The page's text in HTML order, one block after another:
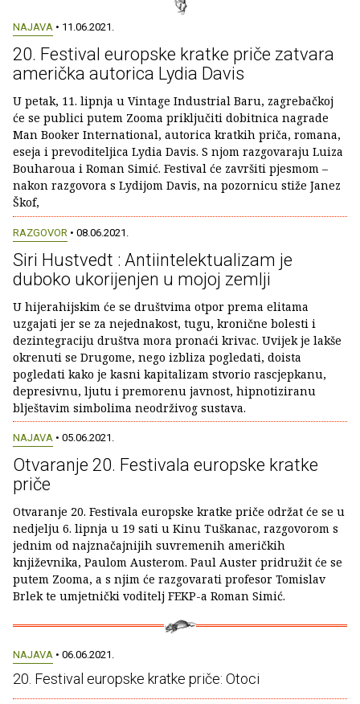
NAJAVA • 11.06.2021.
20. Festival europske kratke priče zatvara
američka autorica Lydia Davis
U petak, 11. lipnja u Vintage Industrial Baru, zagrebačkoj
će se publici putem Zooma priključiti dobitnica nagrade
Man Booker International, autorica kratkih priča, romana,
eseja i prevoditeljica Lydia Davis. S njom razgovaraju Luiza
Bouharoua i Roman Simić. Festival će završiti pjesmom –
nakon razgovora s Lydijom Davis, na pozornicu stiže Janez
Škof,
RAZGOVOR • 08.06.2021.
Siri Hustvedt : Antiintelektualizam je
duboko ukorijenjen u mojoj zemlji
U hijerahijskim će se društvima otpor prema elitama
uzgajati jer se za nejednakost, tugu, kronične bolesti i
dezintegraciju društva mora pronaći krivac. Uvijek je lakše
okrenuti se Drugome, nego izbliza pogledati, doista
pogledati kako je kasni kapitalizam stvorio rascjepkanu,
depresivnu, ljutu i premorenu javnost, hipnotiziranu
blještavim simbolima neodrživog sustava.
NAJAVA • 05.06.2021.
Otvaranje 20. Festivala europske kratke
priče
Otvaranje 20. Festivala europske kratke priče održat će se u
nedjelju 6. lipnja u 19 sati u Kinu Tuškanac, razgovorom s
jednim od najznačajnijih suvremenih američkih
književnika, Paulom Austerom. Paul Auster pridružit će se
putem Zooma, a s njim će razgovarati profesor Tomislav
Brlek te umjetnički voditelj FEKP-a Roman Simić.
NAJAVA • 06.06.2021.
20. Festival europske kratke priče: Otoci